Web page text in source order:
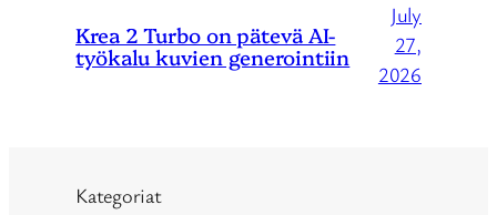
Krea 2 Turbo on pätevä AI-
työkalu kuvien generointiin
July
27,
2026
Kategoriat